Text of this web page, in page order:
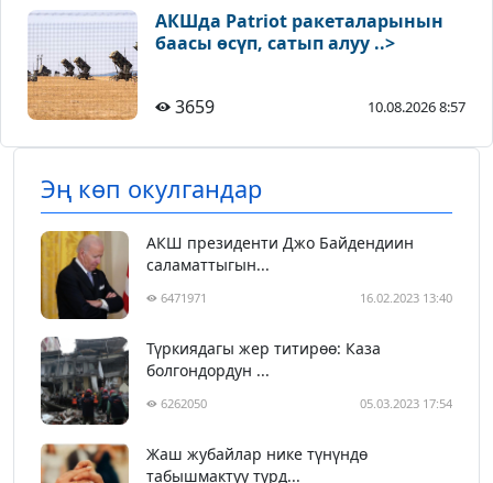
АКШда Patriot ракеталарынын
баасы өсүп, сатып алуу ..>
3659 10.08.2026 8:57
Эң көп окулгандар
АКШ президенти Джо Байдендиин
саламаттыгын...
6471971 16.02.2023 13:40
Түркиядагы жер титирөө: Каза
болгондордун ...
6262050 05.03.2023 17:54
Жаш жубайлар нике түнүндө
табышмактуу түрд...